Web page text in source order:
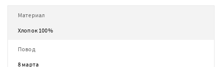
Материал
Хлопок 100%
Повод
8 марта